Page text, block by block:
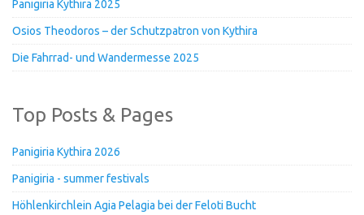
Panigiria Kythira 2025
Osios Theodoros – der Schutzpatron von Kythira
Die Fahrrad- und Wandermesse 2025
Top Posts & Pages
Panigiria Kythira 2026
Panigiria - summer festivals
Höhlenkirchlein Agia Pelagia bei der Feloti Bucht